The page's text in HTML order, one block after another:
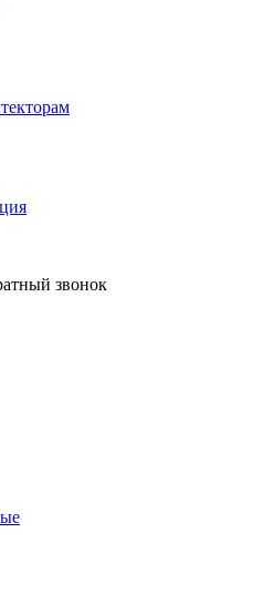
звонок